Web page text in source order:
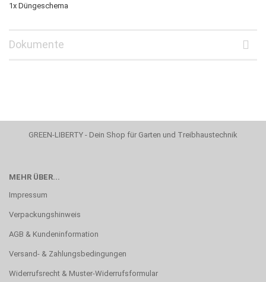
1x Düngeschema
Dokumente
GREEN-LIBERTY - Dein Shop für Garten und Treibhaustechnik
MEHR ÜBER...
Impressum
Verpackungshinweis
AGB & Kundeninformation
Versand- & Zahlungsbedingungen
Widerrufsrecht & Muster-Widerrufsformular